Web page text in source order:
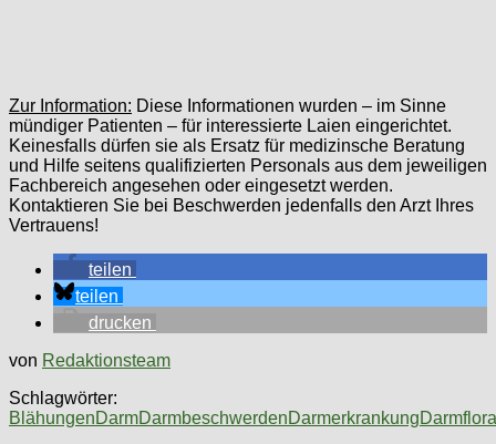
Zur Information: Diese Informationen wurden – im Sinne
mündiger Patienten – für interessierte Laien eingerichtet.
Keinesfalls dürfen sie als Ersatz für medizinsche Beratung
und Hilfe seitens qualifizierten Personals aus dem jeweiligen
Fachbereich angesehen oder eingesetzt werden.
Kontaktieren Sie bei Beschwerden jedenfalls den Arzt Ihres
Vertrauens!
teilen
teilen
drucken
von Redaktionsteam
Schlagwörter:
BlähungenDarmDarmbeschwerdenDarmerkrankungDarmflora